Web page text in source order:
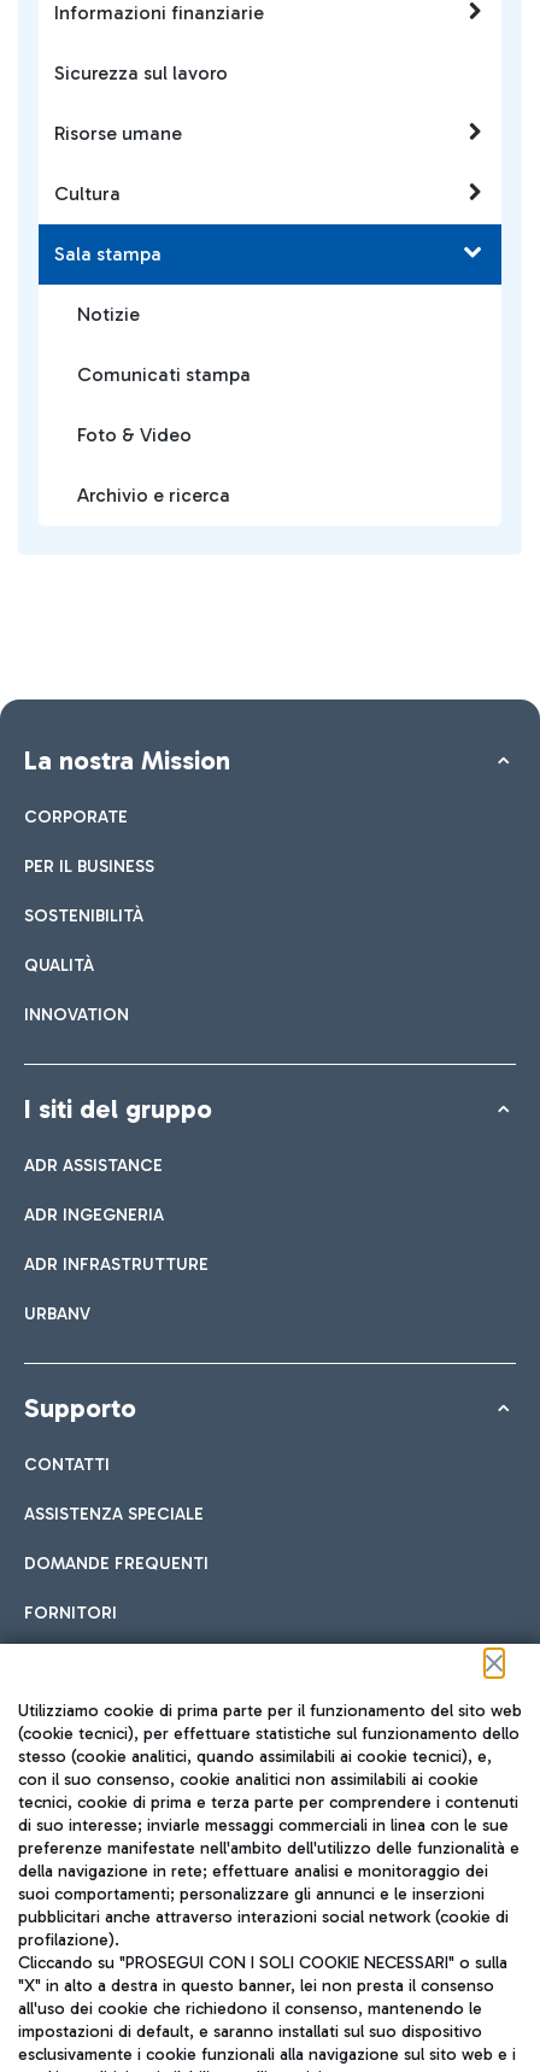
Informazioni finanziarie
Sicurezza sul lavoro
Risorse umane
Cultura
Sala stampa
Notizie
Comunicati stampa
Foto & Video
Archivio e ricerca
La nostra Mission
CORPORATE
PER IL BUSINESS
SOSTENIBILITÀ
QUALITÀ
INNOVATION
I siti del gruppo
ADR ASSISTANCE
ADR INGEGNERIA
ADR INFRASTRUTTURE
URBANV
Supporto
CONTATTI
ASSISTENZA SPECIALE
DOMANDE FREQUENTI
FORNITORI
Seguici sui social
TRAVEL JOURNAL
ITA
Utilizziamo cookie di prima parte per il funzionamento del sito web
(cookie tecnici), per effettuare statistiche sul funzionamento dello
stesso (cookie analitici, quando assimilabili ai cookie tecnici), e,
con il suo consenso, cookie analitici non assimilabili ai cookie
tecnici, cookie di prima e terza parte per comprendere i contenuti
di suo interesse; inviarle messaggi commerciali in linea con le sue
preferenze manifestate nell'ambito dell'utilizzo delle funzionalità e
della navigazione in rete; effettuare analisi e monitoraggio dei
suoi comportamenti; personalizzare gli annunci e le inserzioni
pubblicitari anche attraverso interazioni social network (cookie di
profilazione).
Cliccando su "PROSEGUI CON I SOLI COOKIE NECESSARI" o sulla
"X" in alto a destra in questo banner, lei non presta il consenso
all'uso dei cookie che richiedono il consenso, mantenendo le
impostazioni di default, e saranno installati sul suo dispositivo
esclusivamente i cookie funzionali alla navigazione sul sito web e i